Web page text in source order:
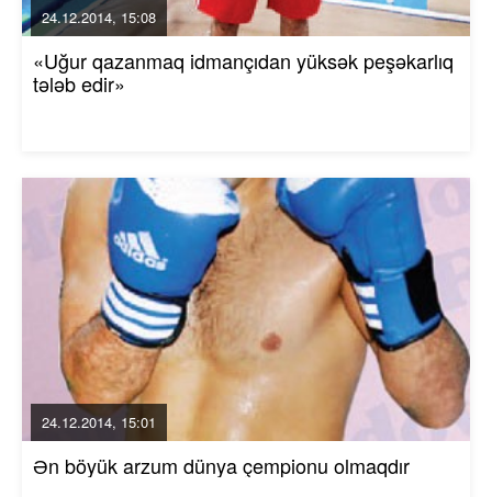
24.12.2014, 15:08
«Uğur qazanmaq idmançıdan yüksək peşəkarlıq
tələb edir»
24.12.2014, 15:01
Ən böyük arzum dünya çempionu olmaqdır